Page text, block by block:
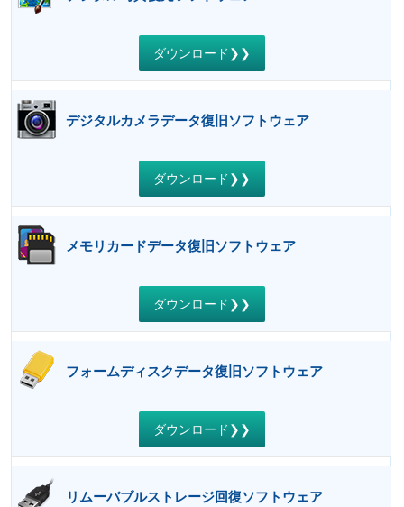
ダウンロード❯❯
デジタルカメラデータ復旧ソフトウェア
ダウンロード❯❯
メモリカードデータ復旧ソフトウェア
ダウンロード❯❯
フォームディスクデータ復旧ソフトウェア
ダウンロード❯❯
リムーバブルストレージ回復ソフトウェア